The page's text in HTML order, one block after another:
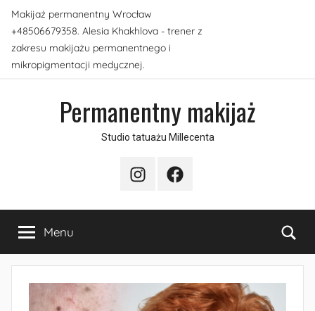
Przejdź
do
treści
Makijaż permanentny Wrocław
+48506679358. Alesia Khakhlova - trener z
zakresu makijażu permanentnego i
mikropigmentacji medycznej.
Permanentny makijaż
Studio tatuażu Millecenta
InstagramFacebook
Menu